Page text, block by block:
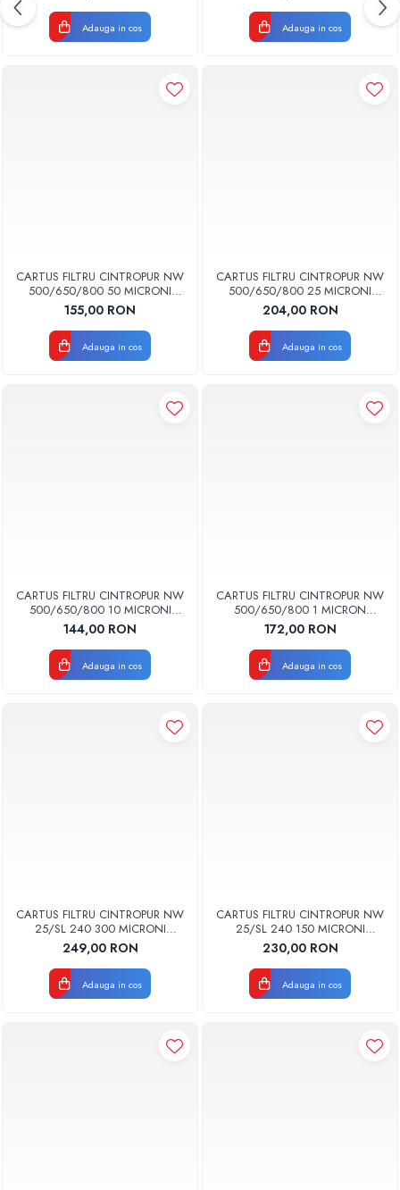
Adauga in cos Adauga in cos
CARTUS FILTRU CINTROPUR NW
500/650/800 50 MICRONI
MANSOANE FILTRARE SET 5BUC
155,00 RON
Adauga in cos
CARTUS FILTRU CINTROPUR NW
500/650/800 25 MICRONI
MANSOANE FILTRARE SET 5BUC
204,00 RON
Adauga in cos
CARTUS FILTRU CINTROPUR NW
500/650/800 10 MICRONI
MANSOANE FILTRARE SET 5BUC
144,00 RON
Adauga in cos
CARTUS FILTRU CINTROPUR NW
500/650/800 1 MICRON
MANSOANE FILTRARE SET 5BUC
172,00 RON
Adauga in cos
CARTUS FILTRU CINTROPUR NW
25/SL 240 300 MICRONI
MANSOANE FILTRARE SET 5BUC
249,00 RON
Adauga in cos
CARTUS FILTRU CINTROPUR NW
25/SL 240 150 MICRONI
MANSOANE FILTRARE SET 5BUC
230,00 RON
Adauga in cos